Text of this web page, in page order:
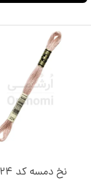
نخ دمسه کد 224